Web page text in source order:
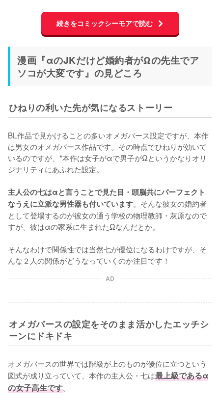
続きをコミックシーモアで読む
漫画『αのJKだけど婚約者がΩの先生でア
ソコが大変です』の見どころ
ひねりの利いた先が気になるストーリー
BL作品で見かけることの多いオメガバース設定ですが、本作
は男女のオメガバース作品です。その時点でひねりが効いて
いるのですが、*本作は女子がαで男子がΩというかなりオリ
ジナリティにあふれた設定。
主人公の七はαと言うことで見た目・頭脳共にパーフェクト
なうえに立派な男性器も付いています。そんな彼女の婚約者
として登場するのが彼女の通う学校の物理教師・灰原なので
すが、彼はαの家系に生まれたΩなんだとか。
そんなわけで関係性では当然七が優位になるわけですが、そ
んな２人の関係がどうなっていくのか注目です！
AD
オメガバースの設定をそのまま活かしたエッチシ
ーンにドキドキ
オメガバースの世界では階級が上のものが優位に立つという
図式が成り立っていて、本作の主人公・七は最上級であるα
の女子高生です。